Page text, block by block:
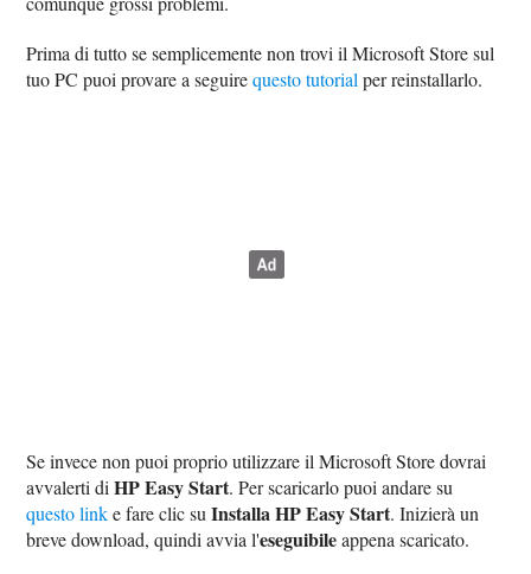
Prima di tutto se semplicemente non trovi il Microsoft Store sul
tuo PC puoi provare a seguirequesto tutorial per reinstallarlo.
Se invece non puoi proprio utilizzare il Microsoft Store dovrai
avvalerti diHP Easy Start. Per scaricarlo puoi andare su
questo linke fare clic suInstalla HP Easy Start. Inizierà un
breve download, quindi avvia l'eseguibileappena scaricato.